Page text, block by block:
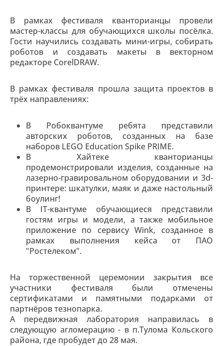
В рамках фестиваля кванторианцы провели
мастер-классы для обучающихся школы посёлка.
Гости научились создавать мини-игры, собирать
роботов и создавать макеты в векторном
редакторе CorelDRAW.
В рамках фестиваля прошла защита проектов в
трёх направлениях:
В Робоквантуме ребята представили
авторских роботов, созданных на базе
наборов LEGO Education Spike PRIME.
В Хайтеке кванторианцы
продемонстрировали изделия, созданные на
лазерно-гравировальном оборудовании и 3d-
принтере: шкатулки, маяк и даже настольный
боулинг!
В IT-квантуме обучающиеся представили
гостям игры и модели, а также мобильное
приложение по сервису Wink, созданное в
рамках выполнения кейса от ПАО
"Ростелеком".
На торжественной церемонии закрытия все
участники фестиваля были отмечены
сертификатами и памятными подарками от
партнёров тезнопарка.
А передвижная лаборатория направилась в
следующую агломерацию - в п.Тулома Кольского
района, где пробудет до 28 мая.